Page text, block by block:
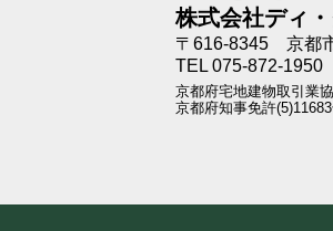
株式会社ディ
〒616-8345京都
TEL 075-872-1950
京都府宅地建物取引業
京都府知事免許